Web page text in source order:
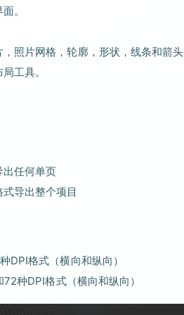
。
照片网格，轮廓，形状，线条和箭
工具。
出任何单页
导出整个项目
DPI格式（横向和纵向）
种DPI格式（横向和纵向）